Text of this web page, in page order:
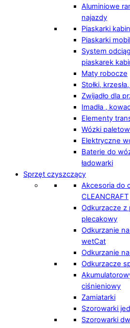
Aluminiowe
najazdy
Piaskarki
Piaskarki
System
piaskarek
Maty robocze
Stołki,
Zwijadło dla
Imadła ,
Elementy
Wózki
Elektryczne
Baterie do
ładowarki
Sprzęt czyszczący
Akcesoria do
CLEANCRAFT
Odkurzacze z
plecakowy
Odkurzanie
wetCat
Odkurzanie
Odkurzacze
ciśnieniowy
Zamiatarki
Szorowarki
Szorowarki